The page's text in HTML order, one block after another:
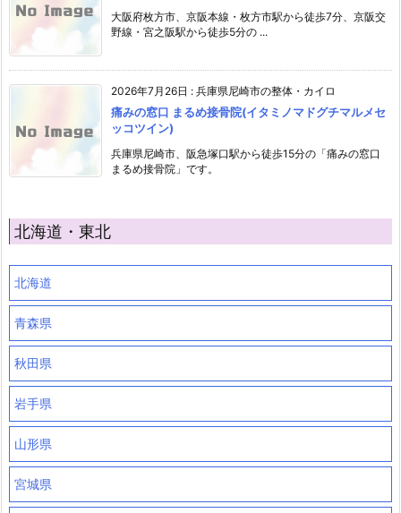
大阪府枚方市、京阪本線・枚方市駅から徒歩7分、京阪交
野線・宮之阪駅から徒歩5分の ...
2026年7月26日 : 兵庫県尼崎市の整体・カイロ
痛みの窓口 まるめ接骨院(イタミノマドグチマルメセ
ッコツイン)
兵庫県尼崎市、阪急塚口駅から徒歩15分の「痛みの窓口
まるめ接骨院」です。
北海道・東北
北海道
青森県
秋田県
岩手県
山形県
宮城県